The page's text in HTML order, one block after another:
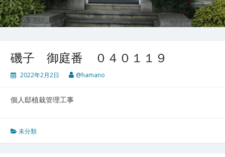
磯子 御庭番 ０４０１１９
2022年2月2日 @hamano
個人邸植栽管理工事
未分類